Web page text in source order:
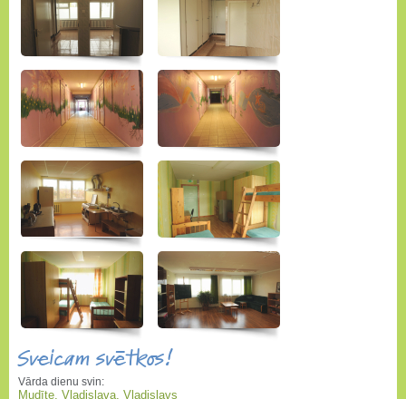
Sveicam svētkos!
Vārda dienu svin:
Mudīte, Vladislava, Vladislavs